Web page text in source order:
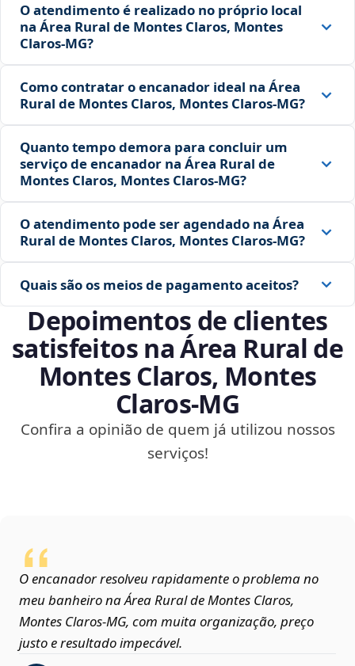
O atendimento é realizado no próprio local
na Área Rural de Montes Claros, Montes
Claros‑MG?
Como contratar o encanador ideal na Área
Rural de Montes Claros, Montes Claros‑MG?
Quanto tempo demora para concluir um
serviço de encanador na Área Rural de
Montes Claros, Montes Claros‑MG?
O atendimento pode ser agendado na Área
Rural de Montes Claros, Montes Claros‑MG?
Quais são os meios de pagamento aceitos?
Depoimentos de clientes
satisfeitos na Área Rural de
Montes Claros, Montes
Claros‑MG
Confira a opinião de quem já utilizou nossos
serviços!
O encanador resolveu rapidamente o problema no
meu banheiro na Área Rural de Montes Claros,
Montes Claros‑MG, com muita organização, preço
justo e resultado impecável.